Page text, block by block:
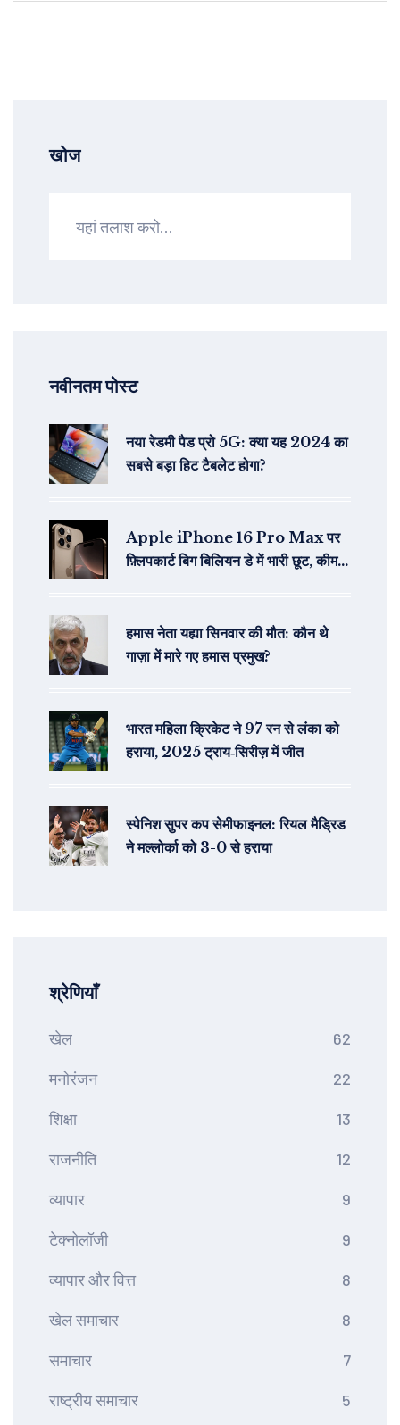
खोज
नवीनतम पोस्ट
नया रेडमी पैड प्रो 5G: क्या यह 2024 का
सबसे बड़ा हिट टैबलेट होगा?
Apple iPhone 16 Pro Max पर
फ़्लिपकार्ट बिग बिलियन डे में भारी छूट, कीमत
हमास नेता यह्या सिनवार की मौत: कौन थे
गाज़ा में मारे गए हमास प्रमुख?
भारत महिला क्रिकेट ने 97 रन से लंका को
हराया, 2025 ट्राय‑सिरीज़ में जीत
स्पेनिश सुपर कप सेमीफाइनल: रियल मैड्रिड
ने मल्लोर्का को 3-0 से हराया
श्रेणियाँ
खेल 62
मनोरंजन 22
शिक्षा 13
राजनीति 12
व्यापार 9
टेक्नोलॉजी 9
व्यापार और वित्त 8
खेल समाचार 8
समाचार 7
राष्ट्रीय समाचार 5